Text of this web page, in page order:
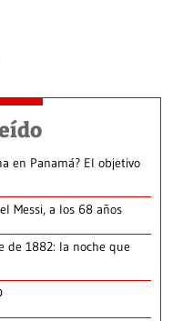
en Panamá? El objetivo
Messi, a los 68 años
de 1882: la noche que